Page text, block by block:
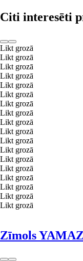
Citi interesēti
Likt grozā
Likt grozā
Likt grozā
Likt grozā
Likt grozā
Likt grozā
Likt grozā
Likt grozā
Likt grozā
Likt grozā
Likt grozā
Likt grozā
Likt grozā
Likt grozā
Likt grozā
Likt grozā
Likt grozā
Likt grozā
Zīmols